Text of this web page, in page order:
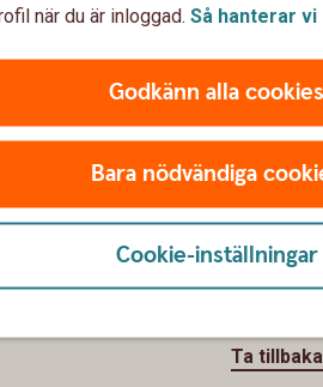
när du är inloggad. Så hanterar vi
Godkänn alla cookies
Bara nödvändiga
Cookie-inställningar
Ta